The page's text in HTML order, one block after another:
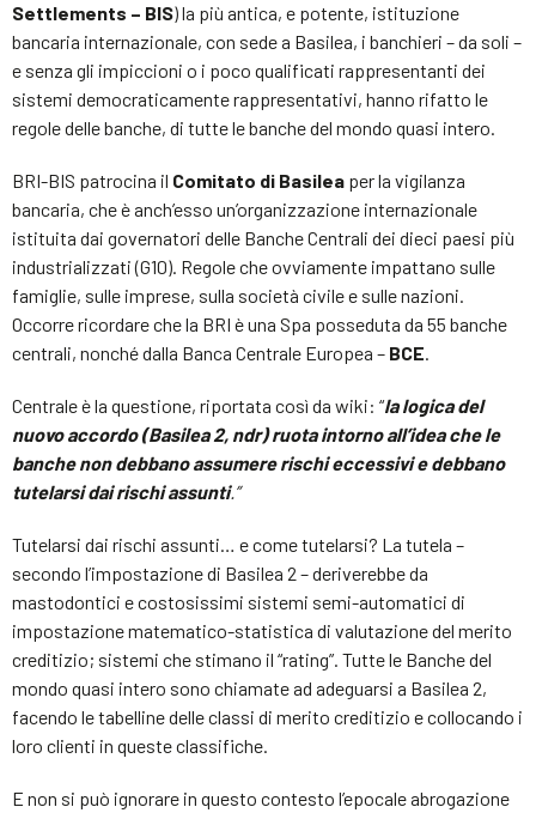
Settlements – BIS) la più antica, e potente, istituzione
bancaria internazionale, con sede a Basilea, i banchieri – da soli –
e senza gli impiccioni o i poco qualificati rappresentanti dei
sistemi democraticamente rappresentativi, hanno rifatto le
regole delle banche, di tutte le banche del mondo quasi intero.
BRI-BIS patrocina il Comitato di Basilea per la vigilanza
bancaria, che è anch’esso un’organizzazione internazionale
istituita dai governatori delle Banche Centrali dei dieci paesi più
industrializzati (G10). Regole che ovviamente impattano sulle
famiglie, sulle imprese, sulla società civile e sulle nazioni.
Occorre ricordare che la BRI è una Spa posseduta da 55 banche
centrali, nonché dalla Banca Centrale Europea – BCE.
Centrale è la questione, riportata così da wiki: “la logica del
nuovo accordo (Basilea 2, ndr) ruota intorno all’idea che le
banche non debbano assumere rischi eccessivi e debbano
tutelarsi dai rischi assunti.”
Tutelarsi dai rischi assunti… e come tutelarsi? La tutela –
secondo l’impostazione di Basilea 2 – deriverebbe da
mastodontici e costosissimi sistemi semi-automatici di
impostazione matematico-statistica di valutazione del merito
creditizio; sistemi che stimano il “rating”. Tutte le Banche del
mondo quasi intero sono chiamate ad adeguarsi a Basilea 2,
facendo le tabelline delle classi di merito creditizio e collocando i
loro clienti in queste classifiche.
E non si può ignorare in questo contesto l’epocale abrogazione